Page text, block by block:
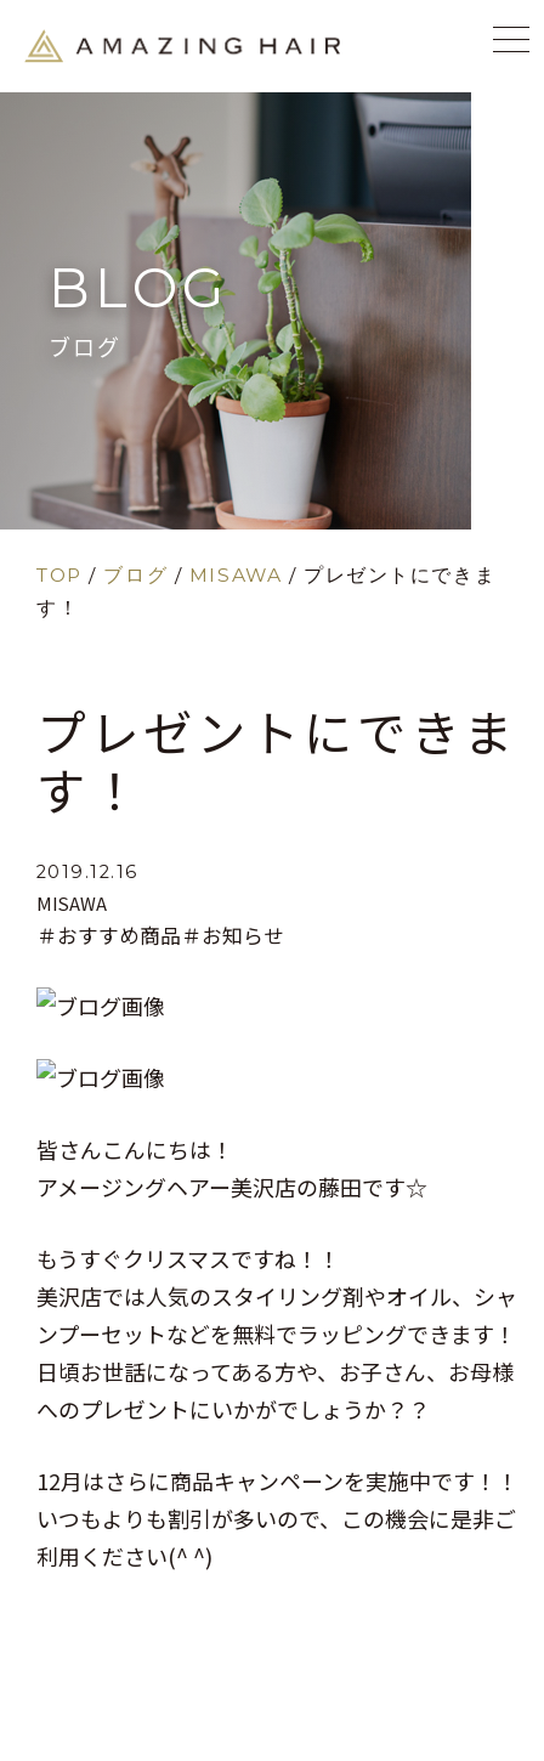
BLOG
ブログ
TOP / ブログ / MISAWA / プレゼントにできま
す！
プレゼントにできま
す！
2019.12.16
MISAWA
＃おすすめ商品＃お知らせ
皆さんこんにちは！
アメージングヘアー美沢店の藤田です☆
もうすぐクリスマスですね！！
美沢店では人気のスタイリング剤やオイル、シャ
ンプーセットなどを無料でラッピングできます！
日頃お世話になってある方や、お子さん、お母様
へのプレゼントにいかがでしょうか？？
12月はさらに商品キャンペーンを実施中です！！
いつもよりも割引が多いので、この機会に是非ご
利用ください(^ ^)